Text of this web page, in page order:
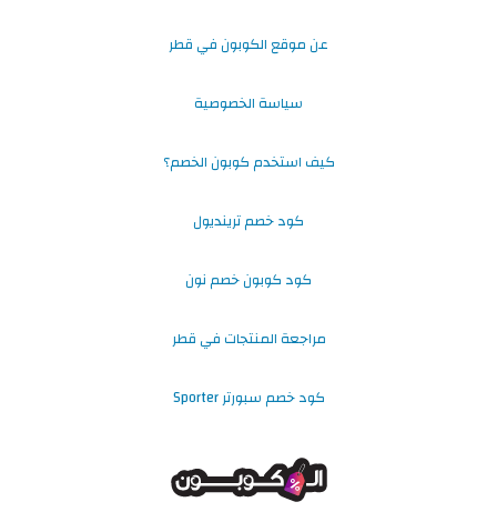
عن موقع الكوبون في قطر
سياسة الخصوصية
كيف استخدم كوبون الخصم؟
كود خصم ترينديول
كود كوبون خصم نون
مراجعة المنتجات في قطر
كود خصم سبورتر Sporter